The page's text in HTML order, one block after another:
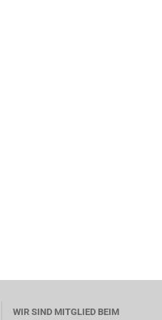
WIR SIND MITGLIED BEIM